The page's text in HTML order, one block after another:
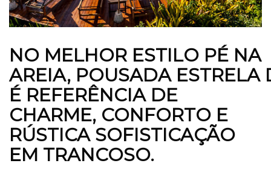
NO MELHOR ESTILO PÉ NA
AREIA, POUSADA ESTRELA
É REFERÊNCIA DE
CHARME, CONFORTO E
RÚSTICA SOFISTICAÇÃO
EM TRANCOSO.